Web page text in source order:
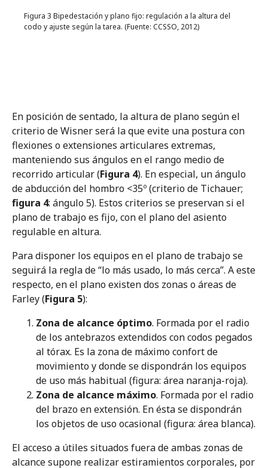
Figura 3 Bipedestación y plano fijo: regulación a la altura del
codo y ajuste según la tarea. (Fuente: CCSSO, 2012)
En posición de sentado, la altura de plano según el
criterio de Wisner será la que evite una postura con
flexiones o extensiones articulares extremas,
manteniendo sus ángulos en el rango medio de
recorrido articular (Figura 4). En especial, un ángulo
de abducción del hombro <35º (criterio de Tichauer;
figura 4: ángulo 5). Estos criterios se preservan si el
plano de trabajo es fijo, con el plano del asiento
regulable en altura.
Para disponer los equipos en el plano de trabajo se
seguirá la regla de “lo más usado, lo más cerca”. A este
respecto, en el plano existen dos zonas o áreas de
Farley (Figura 5):
Zona de alcance óptimo. Formada por el radio
de los antebrazos extendidos con codos pegados
al tórax. Es la zona de máximo confort de
movimiento y donde se dispondrán los equipos
de uso más habitual (figura: área naranja-roja).
Zona de alcance máximo. Formada por el radio
del brazo en extensión. En ésta se dispondrán
los objetos de uso ocasional (figura: área blanca).
El acceso a útiles situados fuera de ambas zonas de
alcance supone realizar estiramientos corporales, por